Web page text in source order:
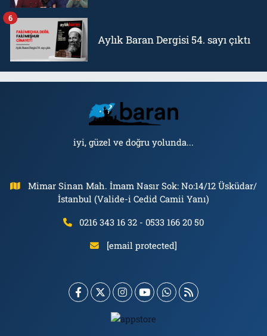
Aylık Baran Dergisi 54. sayı çıktı
6
iyi, güzel ve doğru yolunda...
Mimar Sinan Mah. İmam Nasır Sok: No:14/12 Üsküdar/
İstanbul (Valide-i Cedid Camii Yanı)
0216 343 16 32 - 0533 166 20 50
[email protected]